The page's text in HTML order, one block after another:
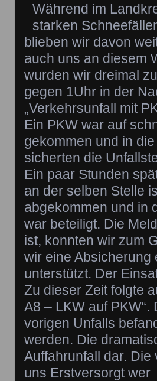
Während im
starken
blieben wir davon
auch uns an diesem
wurden wir dreimal
gegen 1Uhr in der
„Verkehrsunfall mit
Ein PKW war auf
gekommen und in
sicherten die
Ein paar Stunden
an der selben Stelle
abgekommen und in
war beteiligt. Die
ist, konnten wir zum
wir eine Absicherung
unterstützt. Der
Zu dieser Zeit folgte
A8 – LKW auf
vorigen Unfalls
werden. Die
Auffahrunfall dar.
uns Erstversorgt wer